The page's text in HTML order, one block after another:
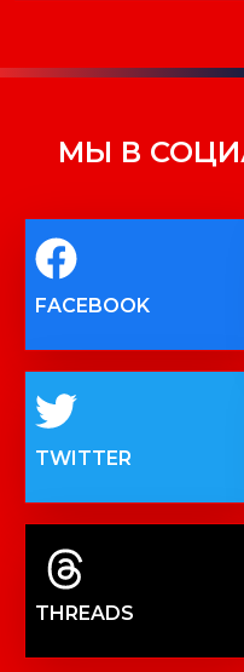
МЫ В
FACEBOOK
TWITTER
THREADS